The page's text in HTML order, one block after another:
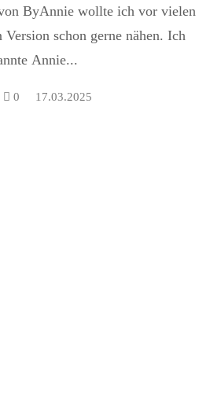
ByAnnie wollte ich vor vielen
Version schon gerne nähen. Ich
Annie...
0 17.03.2025